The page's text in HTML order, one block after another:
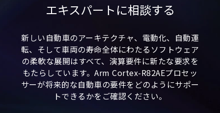
エキスパートに相談する
新しい自動車のアーキテクチャ、電動化、自動運
転、そして車両の寿命全体にわたるソフトウェア
の柔軟な展開はすべて、演算要件に新たな要求を
もたらしています。Arm Cortex-R82AEプロセッ
サーが将来的な自動車の要件をどのようにサポー
トできるかをご確認ください。